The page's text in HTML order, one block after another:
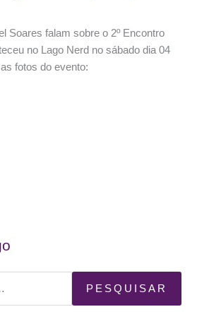
Soares falam sobre o 2º Encontro
no Lago Nerd no sábado dia 04
fotos do evento:
PESQUISAR